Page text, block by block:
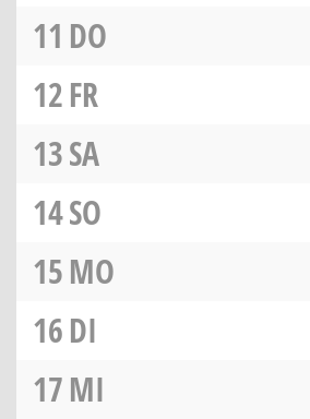
11 DO
12FR
13SA
14SO
15MO
16DI
17MI